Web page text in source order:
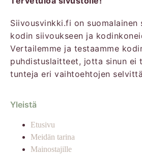
Siivousvinkki.fi on suomalainen
kodin siivoukseen ja
Vertailemme ja testaamme
puhdistuslaitteet, jotta sinun ei
tunteja eri vaihtoehtojen
Yleistä
Etusivu
Meidän tarina
Mainostajille